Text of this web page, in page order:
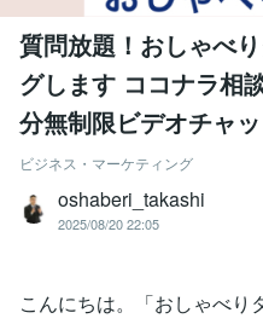
質問放題！おしゃべ
グします ココナラ相
分無制限ビデオチャッ
ビジネス・マーケティング
oshaberi_takashi
2025/08/20 22:05
こんにちは。「おしゃべり